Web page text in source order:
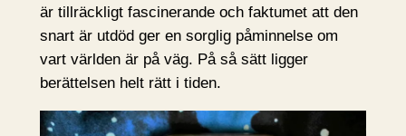
är tillräckligt fascinerande och faktumet att den
snart är utdöd ger en sorglig påminnelse om
vart världen är på väg. På så sätt ligger
berättelsen helt rätt i tiden.